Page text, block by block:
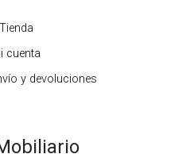
Tienda
cuenta
y devoluciones